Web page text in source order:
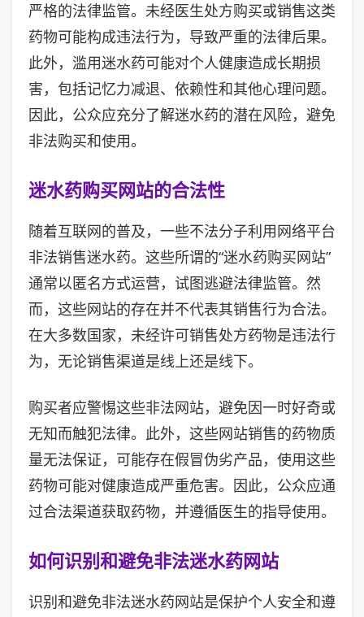
严格的法律监管。未经医生处方购买或销售这类
药物可能构成违法行为，导致严重的法律后果。
此外，滥用迷水药可能对个人健康造成长期损
害，包括记忆力减退、依赖性和其他心理问题。
因此，公众应充分了解迷水药的潜在风险，避免
非法购买和使用。
迷水药购买网站的合法性
随着互联网的普及，一些不法分子利用网络平台
非法销售迷水药。这些所谓的“迷水药购买网站”
通常以匿名方式运营，试图逃避法律监管。然
而，这些网站的存在并不代表其销售行为合法。
在大多数国家，未经许可销售处方药物是违法行
为，无论销售渠道是线上还是线下。
购买者应警惕这些非法网站，避免因一时好奇或
无知而触犯法律。此外，这些网站销售的药物质
量无法保证，可能存在假冒伪劣产品，使用这些
药物可能对健康造成严重危害。因此，公众应通
过合法渠道获取药物，并遵循医生的指导使用。
如何识别和避免非法迷水药网站
识别和避免非法迷水药网站是保护个人安全和遵